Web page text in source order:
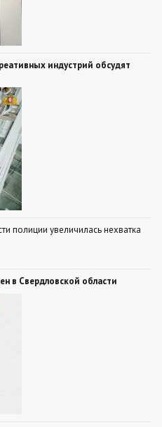
индустрий обсудят
полиции увеличилась нехватка
в Свердловской области